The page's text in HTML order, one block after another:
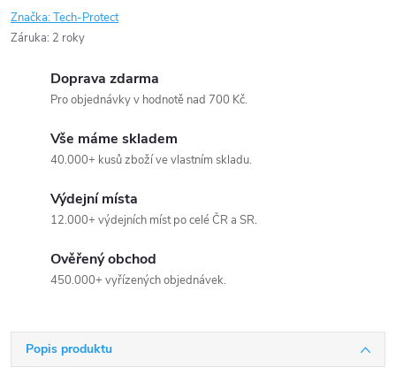
Značka:Tech-Protect
Záruka: 2 roky
Doprava zdarma
Pro objednávky v hodnotě nad 700 Kč.
Vše máme skladem
40.000+ kusů zboží ve vlastním skladu.
Výdejní místa
12.000+ výdejních míst po celé ČR a SR.
Ověřený obchod
450.000+ vyřízených objednávek.
Popis produktu